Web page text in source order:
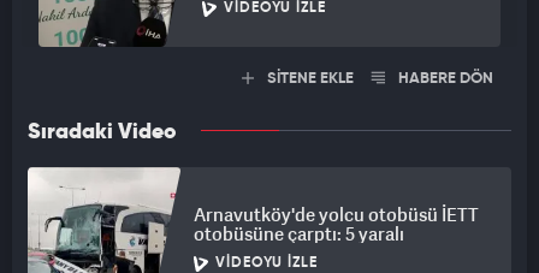
VIDEOYU İZLE
SİTENE EKLE HABERE DÖN
Sıradaki Video
Arnavutköy'de yolcu otobüsü İETT
otobüsüne çarptı: 5 yaralı
VIDEOYU İZLE